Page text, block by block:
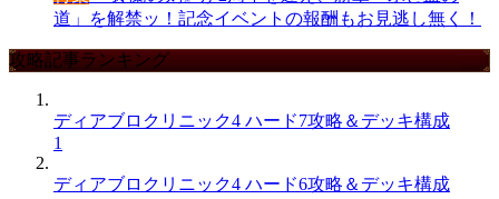
道」を解禁ッ！記念イベントの報酬もお見逃し無く！
攻略記事ランキング
ディアブロクリニック4 ハード7攻略＆デッキ構成
1
ディアブロクリニック4 ハード6攻略＆デッキ構成